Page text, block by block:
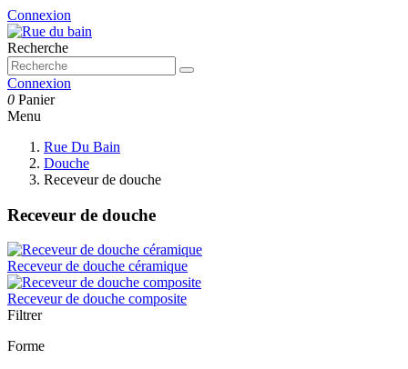
Connexion
Recherche
Connexion
0 Panier
Menu
Rue Du Bain
Douche
Receveur de douche
Receveur de douche
Receveur de douche céramique
Receveur de douche composite
Filtrer
Forme